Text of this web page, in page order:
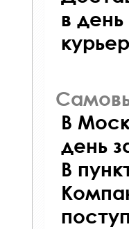
в день
В
день
В